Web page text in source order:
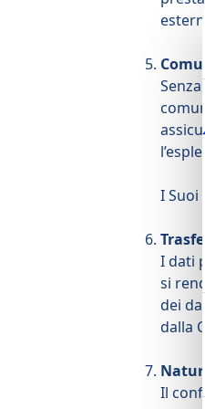
I Suoi
I dati
si
dei
dalla
Il